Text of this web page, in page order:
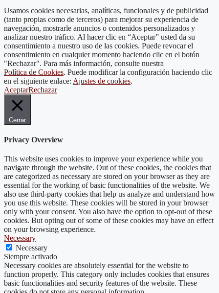
Usamos cookies necesarias, analíticas, funcionales y de publicidad
(tanto propias como de terceros) para mejorar su experiencia de
navegación, mostrarle anuncios o contenidos personalizados y
analizar nuestro tráfico. Al hacer clic en “Aceptar” usted da su
consentimiento a nuestro uso de las cookies. Puede revocar el
consentimiento en cualquier momento haciendo clic en el botón
"Rechazar". Para más información, consulte nuestra
Política de Cookies. Puede modificar la configuración haciendo clic
en el siguiente enlace: Ajustes de cookies.
AceptarRechazar
Cerrar
Privacy Overview
This website uses cookies to improve your experience while you
navigate through the website. Out of these cookies, the cookies that
are categorized as necessary are stored on your browser as they are
essential for the working of basic functionalities of the website. We
also use third-party cookies that help us analyze and understand how
you use this website. These cookies will be stored in your browser
only with your consent. You also have the option to opt-out of these
cookies. But opting out of some of these cookies may have an effect
on your browsing experience.
Necessary
Necessary
Siempre activado
Necessary cookies are absolutely essential for the website to
function properly. This category only includes cookies that ensures
basic functionalities and security features of the website. These